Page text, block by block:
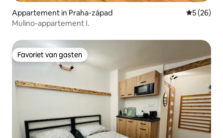
Appartement in Praha-západ
5 (26)
Mulino-appartement I.
Favoriet van gasten
Favoriet van gasten